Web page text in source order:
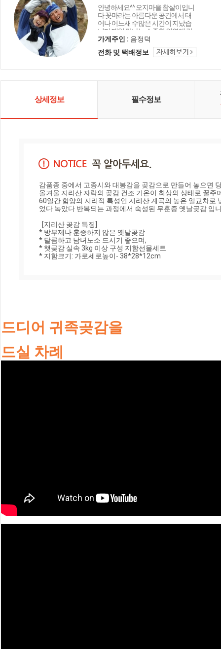
안녕하세요^^ 오지마을 참살이입니
다 꽃마라는 아름다운 공간에서 태
어나 어느새 수많은 시간이 지났습
니다 매일 만나는 소중한 인연에 감
사드리며 오늘도 좋은 상품 감사의
마음을 담아 행복 미소로 전해드립
니다 함께해 주셔서 고맙습니다 ^_^
가게주인 : 음정덕
전화 및 택배정보
상세정보 필수정보
감품종 중에서 고종시와 대봉감을 곶감으로 만들어 놓으면
올겨울 지리산 자락의 곶감 건조 기온이 최상의 상태로 꿀
60일간 함양의 지리적 특성인 지리산 계곡의 높은 일교차로
었다 녹았다 반복되는 과정에서 숙성된 무훈증 옛날곶감 입
* 방부제나 훈증하지 않은 옛날곶감
* 달콤하고 남녀노소 드시기 좋으며,
* 햇곶감 실속 3kg 이상 구성 지함선물세트
* 지함크기: 가로세로높이- 38*28*12cm
드디어 귀족곶감을
드실 차례